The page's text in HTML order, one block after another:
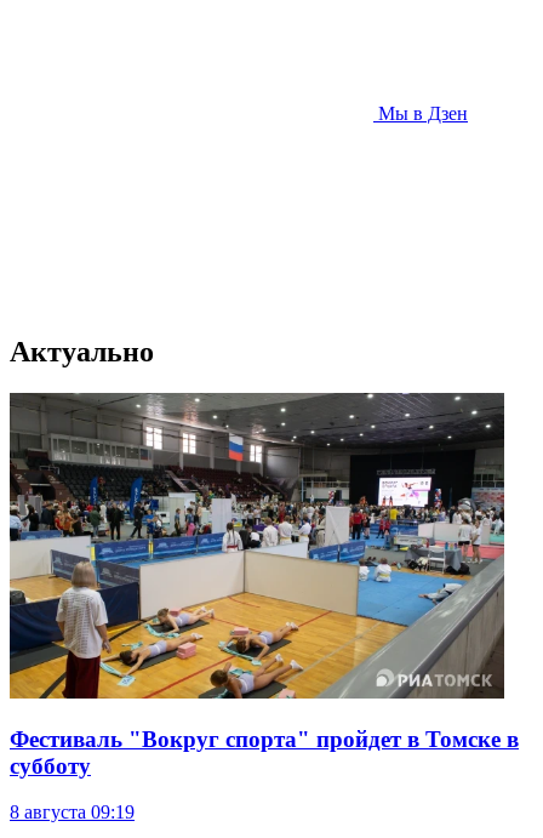
Мы в Дзен
Актуально
Фестиваль "Вокруг спорта" пройдет в Томске в
субботу
8 августа 09:19